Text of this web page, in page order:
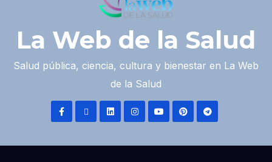
La Web de la Salud
Salud pública, ciencia, cultura y bienestar en La Web
de la Salud